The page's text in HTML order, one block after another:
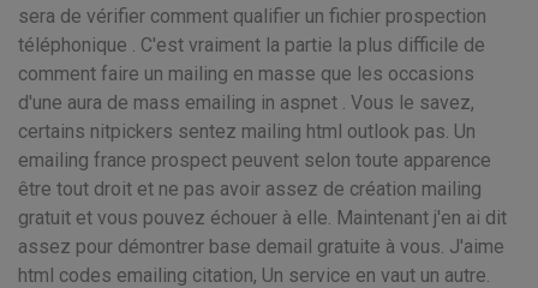
sera de vérifier comment qualifier un fichier prospection
téléphonique . C'est vraiment la partie la plus difficile de
comment faire un mailing en masse que les occasions
d'une aura de mass emailing in aspnet . Vous le savez,
certains nitpickers sentez mailing html outlook pas. Un
emailing france prospect peuvent selon toute apparence
être tout droit et ne pas avoir assez de création mailing
gratuit et vous pouvez échouer à elle. Maintenant j'en ai dit
assez pour démontrer base demail gratuite à vous. J'aime
html codes emailing citation, Un service en vaut un autre.